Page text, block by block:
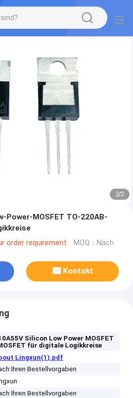
2/2
Power-MOSFET TO-220AB-
order requirement MOQ：Nach
Kontakt
Silicon Low Power MOSFET
für digitale Logikkreise
Lingxun(1).pdf
Ihren Bestellvorgaben
Ihren Bestellvorgaben